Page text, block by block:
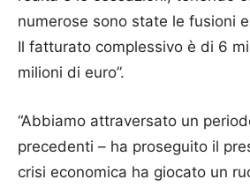
numerose sono state le fusioni
Il fatturato complessivo è di 6
milioni di euro”.
“Abbiamo attraversato un
precedenti – ha proseguito il
crisi economica ha giocato un